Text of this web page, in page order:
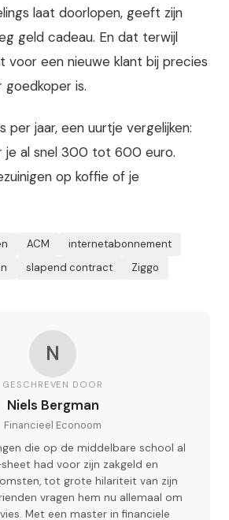
laat doorlopen, geeft zijn
geld cadeau. En dat terwijl
voor een nieuwe klant bij precies
is.
per jaar, een uurtje vergelijken:
je al snel 300 tot 600 euro.
op koffie of je
ACM
internetabonnement
slapend contract Ziggo
N
GESCHREVEN DOOR
Niels Bergman
Financieel Econoom
die op de middelbare school al
had voor zijn zakgeld en
tot grote hilariteit van zijn
vragen hem nu allemaal om
Met een master in financiele